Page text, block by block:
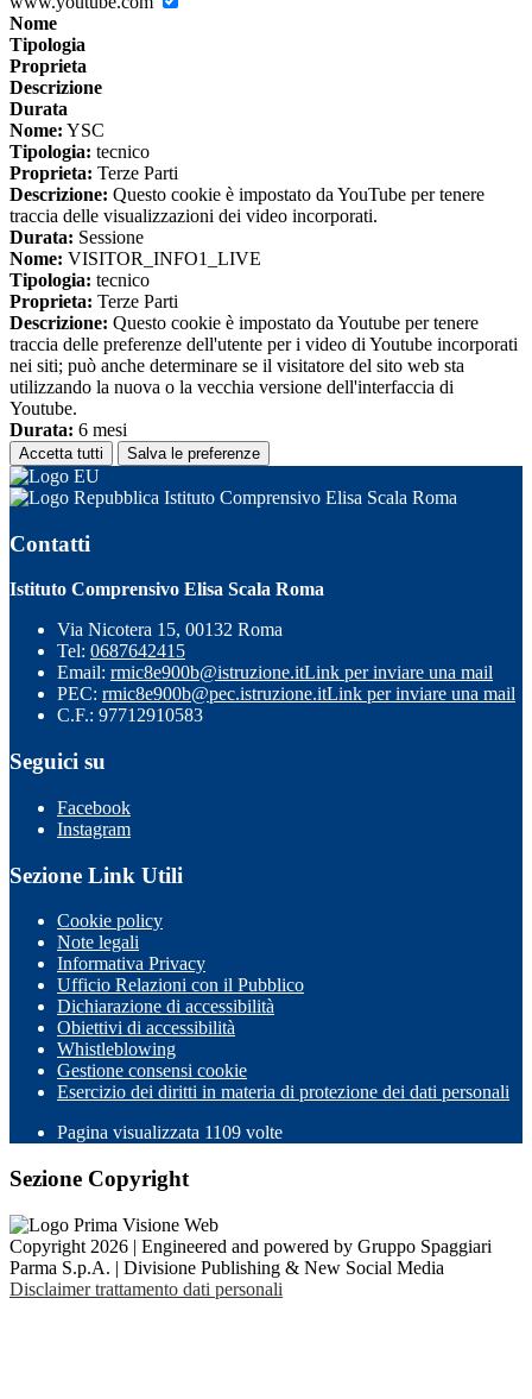
Nome
Tipologia
Proprieta
Descrizione
Durata
Nome: YSC
Tipologia: tecnico
Proprieta: Terze Parti
Descrizione: Questo cookie è impostato da YouTube per tenere
traccia delle visualizzazioni dei video incorporati.
Durata: Sessione
Nome: VISITOR_INFO1_LIVE
Tipologia: tecnico
Proprieta: Terze Parti
Descrizione: Questo cookie è impostato da Youtube per tenere
traccia delle preferenze dell'utente per i video di Youtube incorporati
nei siti; può anche determinare se il visitatore del sito web sta
utilizzando la nuova o la vecchia versione dell'interfaccia di
Youtube.
Durata: 6 mesi
Accetta tutti Salva le preferenze
Istituto Comprensivo Elisa Scala Roma
Contatti
Istituto Comprensivo Elisa Scala Roma
Via Nicotera 15, 00132 Roma
Tel: 0687642415
Email: rmic8e900b@istruzione.itLink per inviare una mail
PEC: rmic8e900b@pec.istruzione.itLink per inviare una mail
C.F.: 97712910583
Seguici su
Facebook
Instagram
Sezione Link Utili
Cookie policy
Note legali
Informativa Privacy
Ufficio Relazioni con il Pubblico
Dichiarazione di accessibilità
Obiettivi di accessibilità
Whistleblowing
Gestione consensi cookie
Esercizio dei diritti in materia di protezione dei dati personali
Pagina visualizzata 1109 volte
Sezione Copyright
Copyright 2026 | Engineered and powered by Gruppo Spaggiari
Parma S.p.A. | Divisione Publishing & New Social Media
Disclaimer trattamento dati personali